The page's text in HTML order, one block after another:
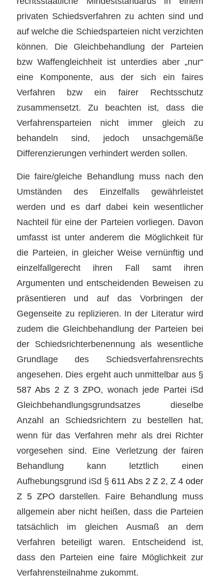
privaten Schiedsverfahren zu achten sind und
auf welche die Schiedsparteien nicht verzichten
können. Die Gleichbehandlung der Parteien
bzw Waffengleichheit ist unterdies aber „nur“
eine Komponente, aus der sich ein faires
Verfahren bzw ein fairer Rechtsschutz
zusammensetzt. Zu beachten ist, dass die
Verfahrensparteien nicht immer gleich zu
behandeln sind, jedoch unsachgemäße
Differenzierungen verhindert werden sollen.
Die faire/gleiche Behandlung muss nach den
Umständen des Einzelfalls gewährleistet
werden und es darf dabei kein wesentlicher
Nachteil für eine der Parteien vorliegen. Davon
umfasst ist unter anderem die Möglichkeit für
die Parteien, in gleicher Weise vernünftig und
einzelfallgerecht ihren Fall samt ihren
Argumenten und entscheidenden Beweisen zu
präsentieren und auf das Vorbringen der
Gegenseite zu replizieren. In der Literatur wird
zudem die Gleichbehandlung der Parteien bei
der Schiedsrichterbenennung als wesentliche
Grundlage des Schiedsverfahrensrechts
angesehen. Dies ergeht auch unmittelbar aus §
587 Abs 2 Z 3 ZPO, wonach jede Partei iSd
Gleichbehandlungsgrundsatzes dieselbe
Anzahl an Schiedsrichtern zu bestellen hat,
wenn für das Verfahren mehr als drei Richter
vorgesehen sind. Eine Verletzung der fairen
Behandlung kann letztlich einen
Aufhebungsgrund iSd § 611 Abs 2 Z 2, Z 4 oder
Z 5 ZPO darstellen. Faire Behandlung muss
allgemein aber nicht heißen, dass die Parteien
tatsächlich im gleichen Ausmaß an dem
Verfahren beteiligt waren. Entscheidend ist,
dass den Parteien eine faire Möglichkeit zur
Verfahrensteilnahme zukommt.